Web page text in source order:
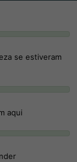
se estiveram
aqui